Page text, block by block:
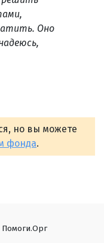
Оно
но вы можете
фонда.